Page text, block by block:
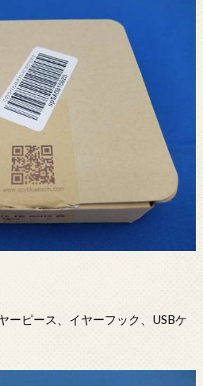
ーピース、イヤーフック、USBケ